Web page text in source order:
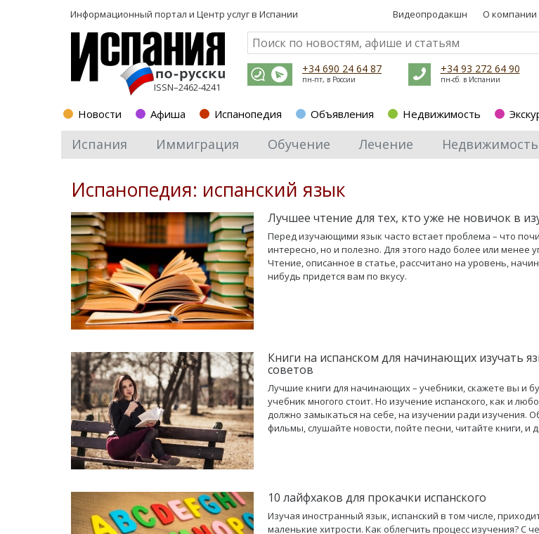
Информационный портал и Центр услуг в Испании Видеопродакшн О компании
ISSN–2462-4241
+34 690 24 64 87
пн-пт, в России
+34 93 272 64 90
пн-сб. в Испании
Новости Афиша Испанопедия Объявления Недвижимость
Испания Иммиграция Обучение Лечение Недвижимость
Испанопедия: испанский язык
Лучшее чтение для тех, кто уже не новичок в
Перед изучающими язык часто встает проблема – что
интересно, но и полезно. Для этого надо более или менее
Чтение, описанное в статье, рассчитано на уровень,
нибудь придется вам по вкусу.
Книги на испанском для начинающих изучать
советов
Лучшие книги для начинающих – учебники, скажете вы и
учебник многого стоит. Но изучение испанского, как и
должно замыкаться на себе, на изучении ради изучения.
фильмы, слушайте новости, пойте песни, читайте книги, и
10 лайфхаков для прокачки испанского
Изучая иностранный язык, испанский в том числе,
маленькие хитрости. Как облегчить процесс изучения? С